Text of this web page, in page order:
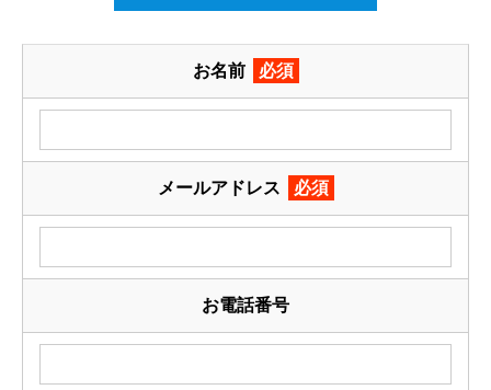
お名前 必須
メールアドレス 必須
お電話番号